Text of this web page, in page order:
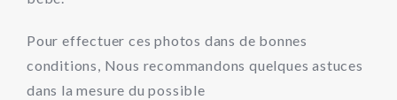
Pour effectuer ces photos dans de bonnes
conditions, Nous recommandons quelques astuces
dans la mesure du possible